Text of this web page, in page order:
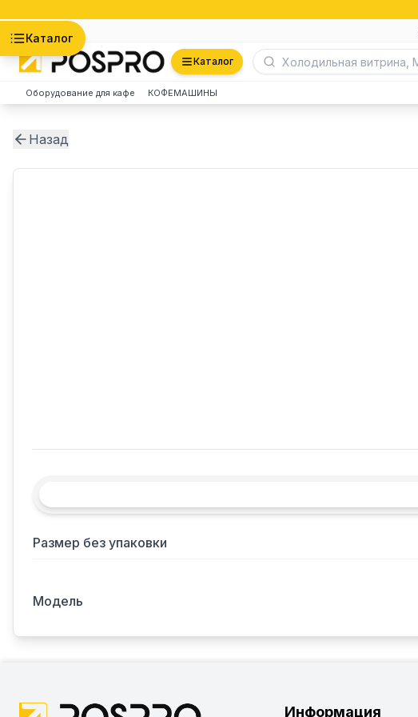
Каталог
Каталог
Оборудование для кафе КОФЕМАШИНЫ
Назад
Размер без упаковки
Модель
Информация